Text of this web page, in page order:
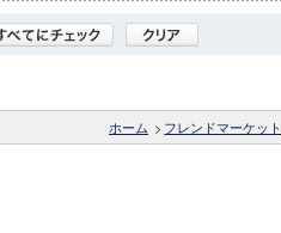
ホーム > フレンドマーケット